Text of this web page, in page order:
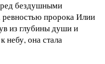
бездушными
ревностью пророка Илии
из глубины души и
небу, она стала